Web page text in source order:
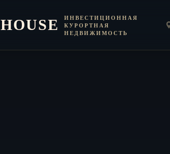
HOUSE
ИНВЕСТИЦИОННАЯ
КУРОРТНАЯ
НЕДВИЖИМОСТЬ